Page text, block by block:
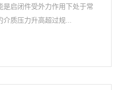
是启闭件受外力作用下处于常
质压力升高超过规...